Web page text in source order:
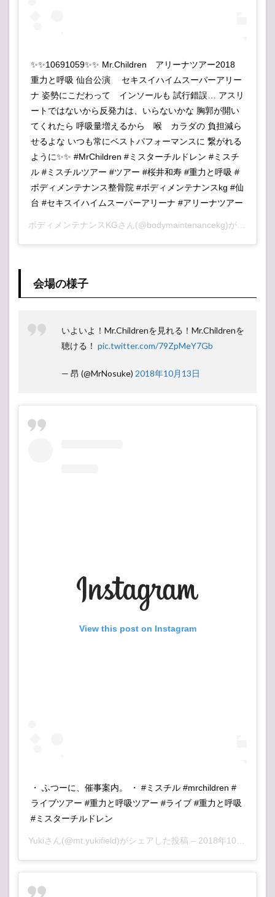
✨✨10691059✨✨ Mr.Children アリーナツアー2018
重力と呼吸 仙台公演 セキスイハイムスーパーアリー
ナ 姿勢にこだわって インソールも 試行錯誤… アスリ
ートではないから反発力は、いらないかな 胸郭が開い
てくれたら 呼吸量増えるから 喉 カラダの 負担減ら
せるよな いつも常にベストパフォーマンスに 繋がれる
ように✨✨ #MrChildren #ミスターチルドレン #ミスチ
ル #ミスチルツアー #ツアー #桜井和寿 #重力と呼吸 #
ボディメンテナンス整骨院 #ボディメンテナンスkg #仙
台 #セキスイハイムスーパーアリーナ #アリーナツアー
ボディメンテナンスKGさん(@bodymaintenancekg)がシェアした投稿 –
会場の様子
いよいよ！Mr.Childrenを見れる！Mr.Childrenを
聴ける！ pic.twitter.com/79ZpMeY7Gb
— 昂 (@MrNosuke) 2018年10月13日
View this post on Instagram
・ ふつーに、催事案内。 ・ #ミスチル #mrchildren #
ライブツアー #重力と呼吸ツアー #ライブ #重力と呼吸
#ミスターチルドレン
Yukiさん(@mt.yukifield)がシェアした投稿 – 2018年10月月13日午後10時30分PDT